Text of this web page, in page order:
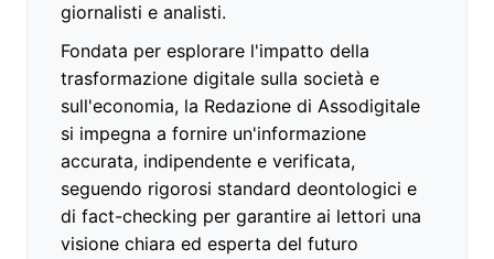
giornalisti e analisti.
Fondata per esplorare l'impatto della
trasformazione digitale sulla società e
sull'economia, la Redazione di Assodigitale
si impegna a fornire un'informazione
accurata, indipendente e verificata,
seguendo rigorosi standard deontologici e
di fact-checking per garantire ai lettori una
visione chiara ed esperta del futuro